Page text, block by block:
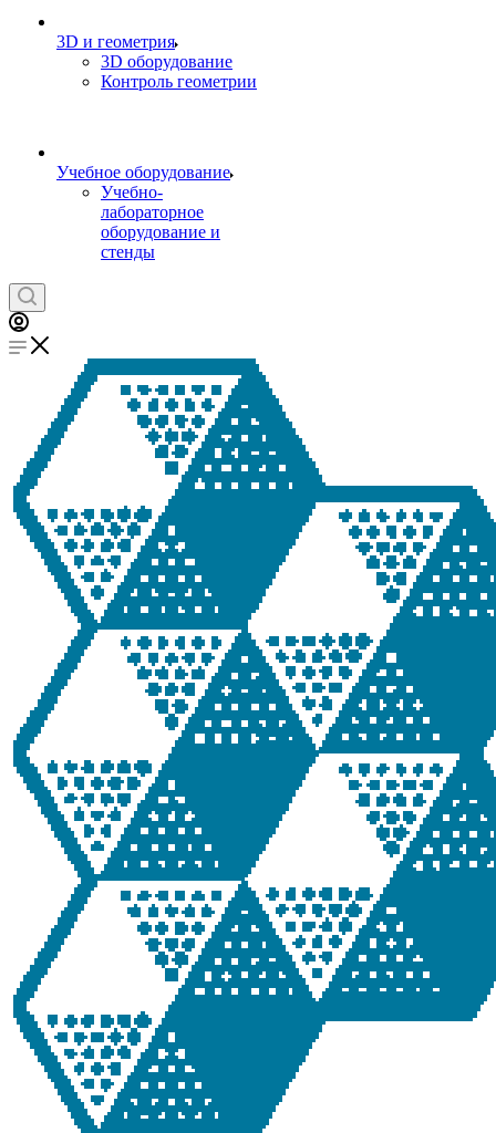
3D и геометрия
3D оборудование
Контроль геометрии
Учебное оборудование
Учебно-
лабораторное
оборудование и
стенды